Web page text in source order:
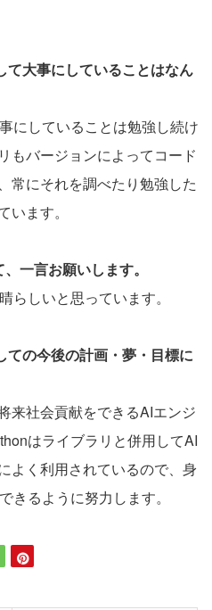
大事にしていることはなん
にしていることは勉強し続け
もバージョンによってコード
常にそれを調べたり勉強した
います。
一言お願いします。
らしいと思っています。
の今後の計画・夢・目標に
来社会貢献をできるAIエンジ
はライブラリと併用してAI
よく利用されているので、身
きるように努力します。